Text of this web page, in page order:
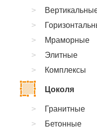
Мраморные
Элитные
Комплексы
Цоколя
Гранитные
Бетонные